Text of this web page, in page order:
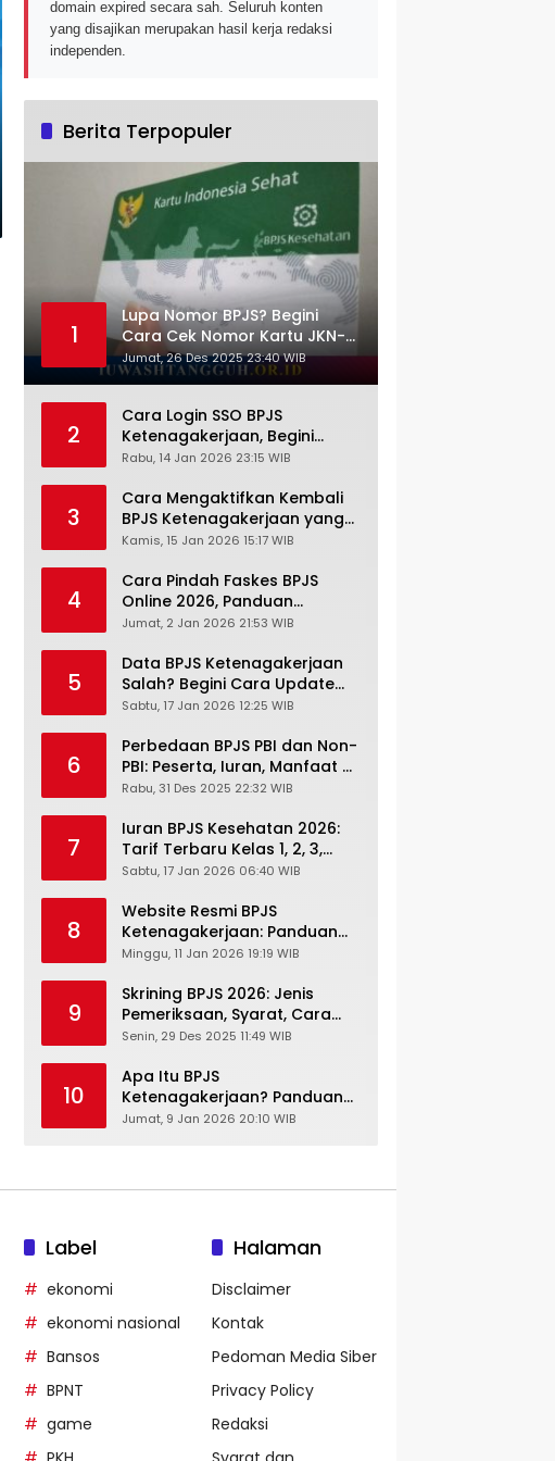
domain expired secara sah. Seluruh konten
yang disajikan merupakan hasil kerja redaksi
independen.
Berita Terpopuler
1
Lupa Nomor BPJS? Begini
Cara Cek Nomor Kartu JKN-
KIS dengan NIK KTP
Jumat, 26 Des 2025 23:40 WIB
2
Cara Login SSO BPJS
Ketenagakerjaan, Begini
Tutorial Lengkap dan
Rabu, 14 Jan 2026 23:15 WIB
3
Cara Mengaktifkan Kembali
BPJS Ketenagakerjaan yang
Nonaktif, Begini Panduan
Kamis, 15 Jan 2026 15:17 WIB
4
Cara Pindah Faskes BPJS
Online 2026, Panduan
Lengkap via Mobile JKN,
Cabang
Jumat, 2 Jan 2026 21:53 WIB
5
Data BPJS Ketenagakerjaan
Salah? Begini Cara Update
Rekening, Alamat, HP di JMO
Sabtu, 17 Jan 2026 12:25 WIB
6
Perbedaan BPJS PBI dan Non-
PBI: Peserta, Iuran, Manfaat &
Masa Berlaku Terbaru 2026
Rabu, 31 Des 2025 22:32 WIB
7
Iuran BPJS Kesehatan 2026:
Tarif Terbaru Kelas 1, 2, 3,
Cara Bayar, Denda &
JKN-KIS
Sabtu, 17 Jan 2026 06:40 WIB
8
Website Resmi BPJS
Ketenagakerjaan: Panduan
Lengkap Akses dan Fitur
Minggu, 11 Jan 2026 19:19 WIB
9
Skrining BPJS 2026: Jenis
Pemeriksaan, Syarat, Cara
Daftar & Cek Riwayat
Senin, 29 Des 2025 11:49 WIB
10
Apa Itu BPJS
Ketenagakerjaan? Panduan
Lengkap untuk Pekerja dan
Jumat, 9 Jan 2026 20:10 WIB
Label
ekonomi
ekonomi nasional
Bansos
BPNT
game
Halaman
Disclaimer
Kontak
Pedoman Media Siber
Privacy Policy
Redaksi